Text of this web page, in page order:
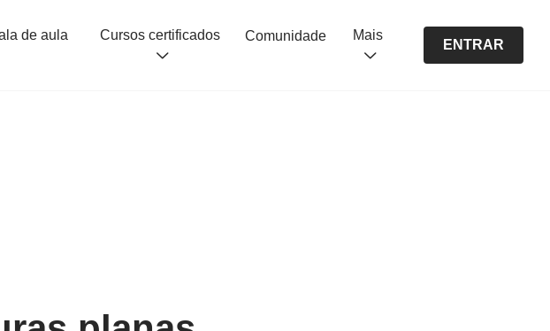
de aula Cursos certificados Comunidade Mais
ENTRAR